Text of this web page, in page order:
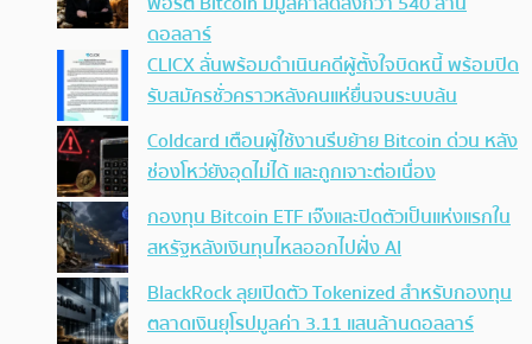
ดอลลาร์
CLICX ลั่นพร้อมดำเนินคดีผู้ตั้งใจบิดหนี้ พร้อมปิด
รับสมัครชั่วคราวหลังคนแห่ยื่นจนระบบล้น
Coldcard เตือนผู้ใช้งานรีบย้าย Bitcoin ด่วน หลัง
ช่องโหว่ยังอุดไม่ได้ และถูกเจาะต่อเนื่อง
กองทุน Bitcoin ETF เจ๊งและปิดตัวเป็นแห่งแรกใน
สหรัฐหลังเงินทุนไหลออกไปฝั่ง AI
BlackRock ลุยเปิดตัว Tokenized สำหรับกองทุน
ตลาดเงินยุโรปมูลค่า 3.11 แสนล้านดอลลาร์